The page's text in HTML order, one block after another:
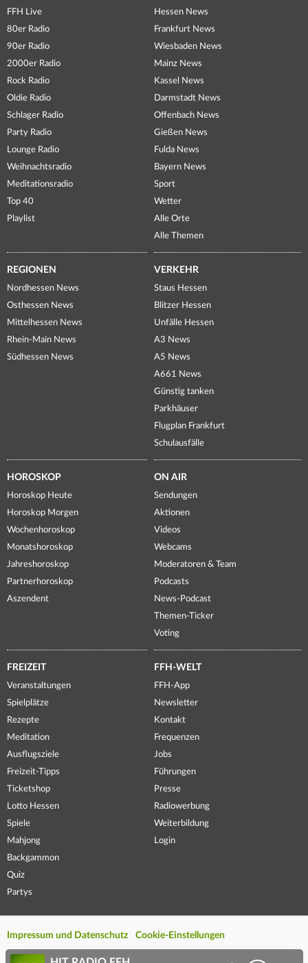
FFH Live
80er Radio
90er Radio
2000er Radio
Rock Radio
Oldie Radio
Schlager Radio
Party Radio
Lounge Radio
Weihnachtsradio
Meditationsradio
Top 40
Playlist
Hessen News
Frankfurt News
Wiesbaden News
Mainz News
Kassel News
Darmstadt News
Offenbach News
Gießen News
Fulda News
Bayern News
Sport
Wetter
Alle Orte
Alle Themen
REGIONEN
Nordhessen News
Osthessen News
Mittelhessen News
Rhein-Main News
Südhessen News
VERKEHR
Staus Hessen
Blitzer Hessen
Unfälle Hessen
A3 News
A5 News
A661 News
Günstig tanken
Parkhäuser
Flugplan Frankfurt
Schulausfälle
HOROSKOP
Horoskop Heute
Horoskop Morgen
Wochenhoroskop
Monatshoroskop
Jahreshoroskop
Partnerhoroskop
Aszendent
ON AIR
Sendungen
Aktionen
Videos
Webcams
Moderatoren & Team
Podcasts
News-Podcast
Themen-Ticker
Voting
FREIZEIT
Veranstaltungen
Spielplätze
Rezepte
Meditation
Ausflugsziele
Freizeit-Tipps
Ticketshop
Lotto Hessen
Spiele
Mahjong
Backgammon
Quiz
Partys
FFH-WELT
FFH-App
Newsletter
Kontakt
Frequenzen
Jobs
Führungen
Presse
Radiowerbung
Weiterbildung
Login
Impressum und Datenschutz Cookie-Einstellungen